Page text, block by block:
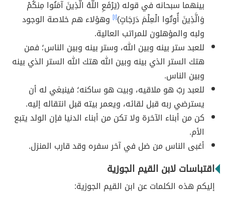
بينهما سبحانه في قوله (يَرْفَعِ اللَّهُ الَّذِينَ آمَنُوا مِنكُمْ
وَالَّذِينَ أُوتُوا الْعِلْمَ دَرَجَاتٍ)[١] وهؤلاء هم خلاصة الوجود
ولبه والمؤهلون للمراتب العالية.
للعبد ستر بينه وبين الله، وستر بينه وبين الناس؛ فمن
هتك الستر الذي بينه وبين الله هتك الله الستر الذي بينه
وبين الناس.
للعبد ربٌ هو ملاقيه، وبيت هو ساكنه؛ فينبغي له أن
يسترضي ربه قبل لقائه، ويعمر بيته قبل انتقاله إليه.
كن من أبناء الآخرة ولا تكن من أبناء الدنيا فإن الولد يتبع
الأم.
أغبى الناس من ضل في آخر سفره وقد قارب المنزل.
اقتباسات لابن القيم الجوزية
إليكم هذه الكلمات عن ابن القيم الجوزية: